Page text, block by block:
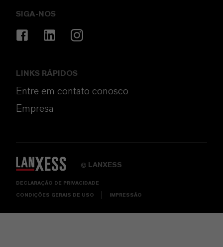
SIGA-NOS
LINKS RÁPIDOS
Entre em contato conosco
Empresa
© LANXESS
DECLARAÇÃO DE PRIVACIDADE
CONDIÇÕES GERAIS DE USO IMPRESSÃO